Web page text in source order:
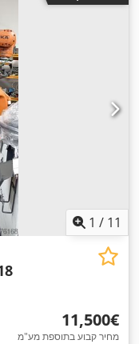
1 / 11
‏11,500 ‏€
מחיר קבוע בתוספת מע"מ